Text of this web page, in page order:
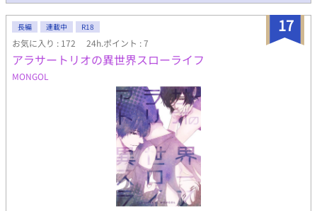
17
長編 連載中 R18
お気に入り : 172 24h.ポイント : 7
アラサートリオの異世界スローライフ
MONGOL